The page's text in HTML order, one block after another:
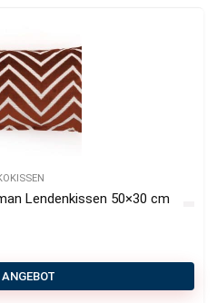
Lendenkissen 50×30 cm